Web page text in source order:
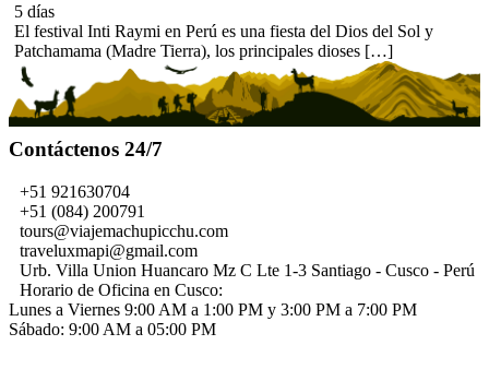
5 días
El festival Inti Raymi en Perú es una fiesta del Dios del Sol y
Patchamama (Madre Tierra), los principales dioses […]
Contáctenos 24/7
+51 921630704
+51 (084) 200791
tours@viajemachupicchu.com
traveluxmapi@gmail.com
Urb. Villa Union Huancaro Mz C Lte 1-3 Santiago - Cusco - Perú
Horario de Oficina en Cusco:
Lunes a Viernes 9:00 AM a 1:00 PM y 3:00 PM a 7:00 PM
Sábado: 9:00 AM a 05:00 PM